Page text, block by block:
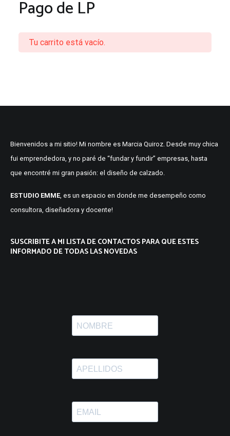
Pago de LP
Tu carrito está vacío.
Bienvenidos a mi sitio! Mi nombre es Marcia Quiroz. Desde muy chica
fui emprendedora, y no paré de “fundar y fundir” empresas, hasta
que encontré mi gran pasión: el diseño de calzado.
ESTUDIO EMME, es un espacio en donde me desempeño como
consultora, diseñadora y docente!
SUSCRIBITE A MI LISTA DE CONTACTOS PARA QUE ESTES
INFORMADO DE TODAS LAS NOVEDAS